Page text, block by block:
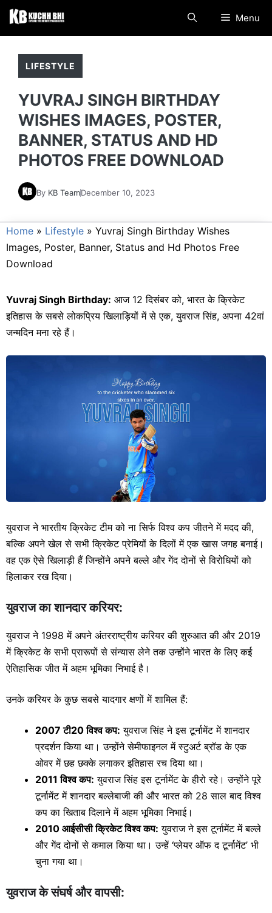
Skip
Menu
LIFESTYLE
YUVRAJ SINGH BIRTHDAY
WISHES IMAGES, POSTER,
BANNER, STATUS AND HD
PHOTOS FREE DOWNLOAD
By KB TeamDecember 10, 2023
Home » Lifestyle » Yuvraj Singh Birthday Wishes
Images, Poster, Banner, Status and Hd Photos Free
Download
Yuvraj Singh Birthday: आज 12 दिसंबर को, भारत के क्रिकेट
इतिहास के सबसे लोकप्रिय खिलाड़ियों में से एक, युवराज सिंह, अपना 42वां
जन्मदिन मना रहे हैं।
युवराज ने भारतीय क्रिकेट टीम को ना सिर्फ विश्व कप जीतने में मदद की,
बल्कि अपने खेल से सभी क्रिकेट प्रेमियों के दिलों में एक खास जगह बनाई।
वह एक ऐसे खिलाड़ी हैं जिन्होंने अपने बल्ले और गेंद दोनों से विरोधियों को
हिलाकर रख दिया।
युवराज का शानदार करियर:
युवराज ने 1998 में अपने अंतरराष्ट्रीय करियर की शुरुआत की और 2019
में क्रिकेट के सभी प्रारूपों से संन्यास लेने तक उन्होंने भारत के लिए कई
ऐतिहासिक जीत में अहम भूमिका निभाई है।
उनके करियर के कुछ सबसे यादगार क्षणों में शामिल हैं:
2007 टी20 विश्व कप: युवराज सिंह ने इस टूर्नामेंट में शानदार
प्रदर्शन किया था। उन्होंने सेमीफाइनल में स्टुअर्ट ब्रॉड के एक
ओवर में छह छक्के लगाकर इतिहास रच दिया था।
2011 विश्व कप: युवराज सिंह इस टूर्नामेंट के हीरो रहे। उन्होंने पूरे
टूर्नामेंट में शानदार बल्लेबाजी की और भारत को 28 साल बाद विश्व
कप का खिताब दिलाने में अहम भूमिका निभाई।
2010 आईसीसी क्रिकेट विश्व कप: युवराज ने इस टूर्नामेंट में बल्ले
और गेंद दोनों से कमाल किया था। उन्हें ‘प्लेयर ऑफ द टूर्नामेंट’ भी
चुना गया था।
युवराज के संघर्ष और वापसी: